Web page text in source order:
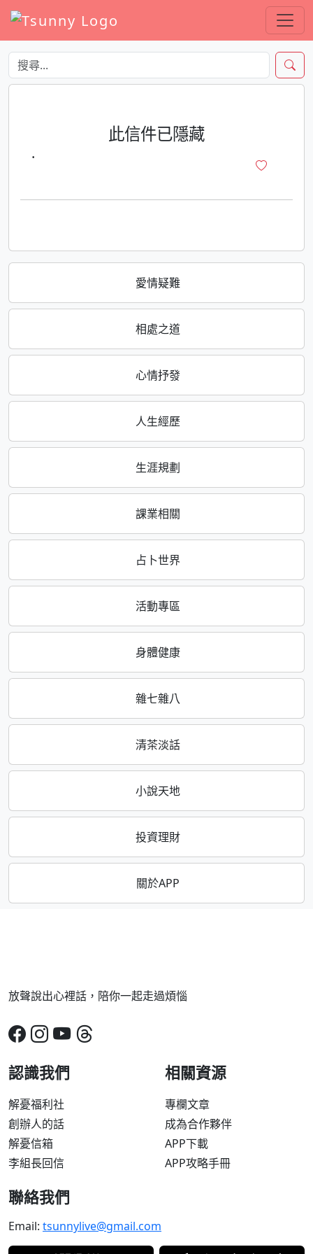
愛情疑難
相處之道
心情抒發
人生經歷
生涯規劃
課業相關
占卜世界
活動專區
身體健康
雜七雜八
清茶淡話
小說天地
投資理財
關於APP
此信件已隱藏
·
放聲說出心裡話，陪你一起走過煩惱
認識我們
解憂福利社
創辦人的話
解憂信箱
李組長回信
相關資源
專欄文章
成為合作夥伴
APP下載
APP攻略手冊
聯絡我們
Email: tsunnylive@gmail.com